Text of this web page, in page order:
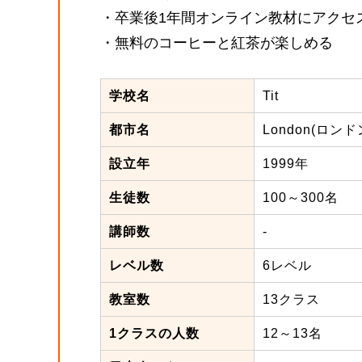
・卒業後1年間オンライン教材にアクセ
・無料のコーヒーと紅茶が楽しめる
学校名 Tit
都市名 London(ロンド
設立年 1999年
生徒数 100～300名
講師数 -
レベル数 6レベル
教室数 13クラス
1クラスの人数 12～13名